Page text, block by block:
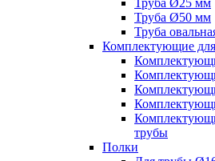
Труба Ø50 мм
Труба
Комплектующие
трубы
Полки